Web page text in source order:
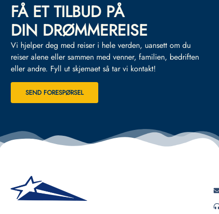
FÅ ET TILBUD PÅ
DIN DRØMMEREISE
Vi hjelper deg med reiser i hele verden, uansett om du
reiser alene eller sammen med venner, familien, bedriften
eller andre. Fyll ut skjemaet så tar vi kontakt!
SEND FORESPØRSEL